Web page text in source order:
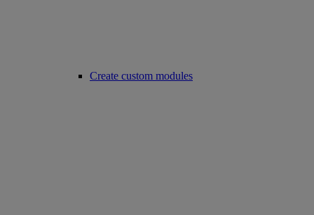
Create custom modules